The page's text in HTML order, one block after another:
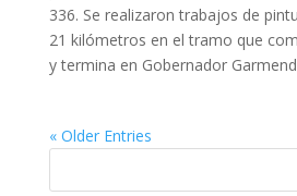
336. Se realizaron trabajos de
21 kilómetros en el tramo que
y termina en Gobernador
« Older Entries